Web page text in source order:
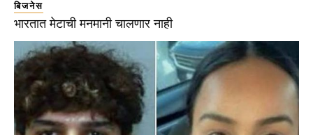
बिजनेस
भारतात मेटाची मनमानी चालणार नाही